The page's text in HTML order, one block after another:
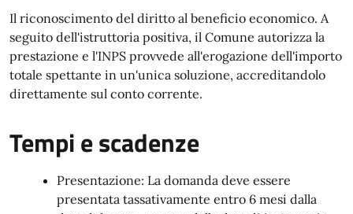
Il riconoscimento del diritto al beneficio economico. A
seguito dell'istruttoria positiva, il Comune autorizza la
prestazione e l'INPS provvede all'erogazione dell'importo
totale spettante in un'unica soluzione, accreditandolo
direttamente sul conto corrente.
Tempi e scadenze
Presentazione: La domanda deve essere
presentata tassativamente entro 6 mesi dalla